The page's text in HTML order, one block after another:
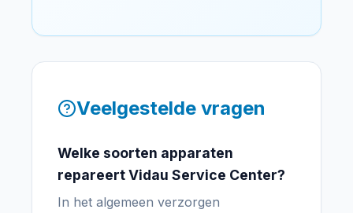
Veelgestelde vragen
Welke soorten apparaten
repareert Vidau Service Center?
In het algemeen verzorgen